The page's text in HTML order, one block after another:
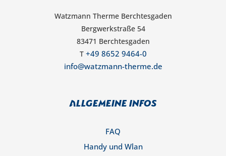
Watzmann Therme Berchtesgaden
Bergwerkstraße 54
83471 Berchtesgaden
T +49 8652 9464-0
info@watzmann-therme.de
Allgemeine Infos
FAQ
Handy und Wlan